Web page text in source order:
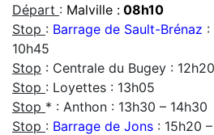
Départ : Malville : 08h10
Stop : Barrage de Sault-Brénaz :
10h45
Stop : Centrale du Bugey : 12h20
Stop : Loyettes : 13h05
Stop * : Anthon : 13h30 – 14h30
Stop : Barrage de Jons : 15h20